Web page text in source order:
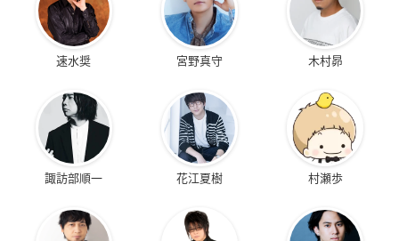
速水奨 宮野真守 木村昴
諏訪部順一 花江夏樹 村瀬歩